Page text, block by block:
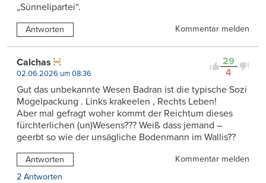
„Sünnelipartei“.
Antworten Kommentar melden
29
4
Calchas
02.06.2026 um 08:36
Gut das unbekannte Wesen Badran ist die typische Sozi
Mogelpackung . Links krakeelen , Rechts Leben!
Aber mal gefragt woher kommt der Reichtum dieses
fürchterlichen (un)Wesens??? Weiß dass jemand –
geerbt so wie der unsägliche Bodenmann im Wallis??
Antworten
Kommentar melden
2 Antworten